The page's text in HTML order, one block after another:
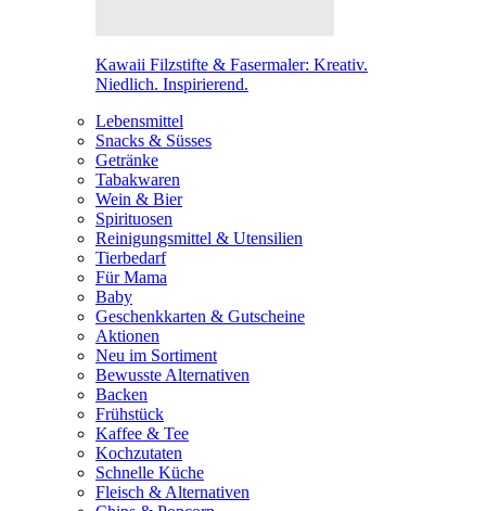
Kawaii Filzstifte & Fasermaler: Kreativ.
Niedlich. Inspirierend.
Lebensmittel
Snacks & Süsses
Getränke
Tabakwaren
Wein & Bier
Spirituosen
Reinigungsmittel & Utensilien
Tierbedarf
Für Mama
Baby
Geschenkkarten & Gutscheine
Aktionen
Neu im Sortiment
Bewusste Alternativen
Backen
Frühstück
Kaffee & Tee
Kochzutaten
Schnelle Küche
Fleisch & Alternativen